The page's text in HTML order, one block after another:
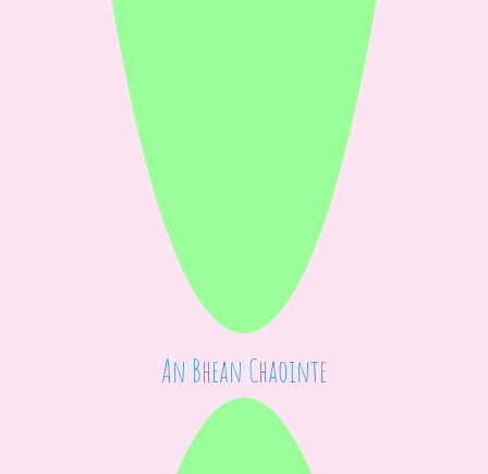
An Bhean Chaointe